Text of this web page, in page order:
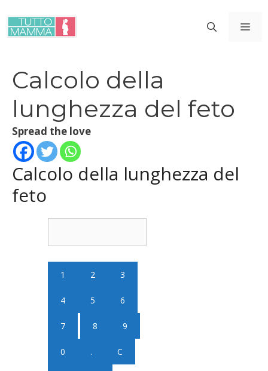
contenuto
Calcolo della
lunghezza del feto
Spread the love
Calcolo della lunghezza del
feto